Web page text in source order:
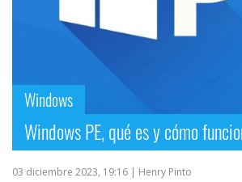
Windows
Windows PE, qué es y cómo
03 diciembre 2023, 19:16 | Henry Pinto